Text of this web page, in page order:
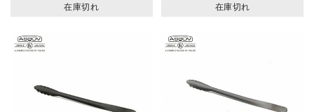
在庫切れ 在庫切れ